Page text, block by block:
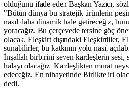
olduğunu ifade eden Başkan Yazıcı,
"Bütün dünya bu stratejik ürünlerin
nasıl daha dinamik hale getireceğiz,
yoracağız. Bu çerçevede tersine göç
olacak. Eleşkirt dışındaki Eleşkirtliler,
sunabilirler, bu katkının yolu nasıl
İnşallah birbirini seven kardeşlerin sesi,
halayı olacağız. Kardeşlikten murat
edeceğiz. En nihayetinde Birlikte iri
dedi.